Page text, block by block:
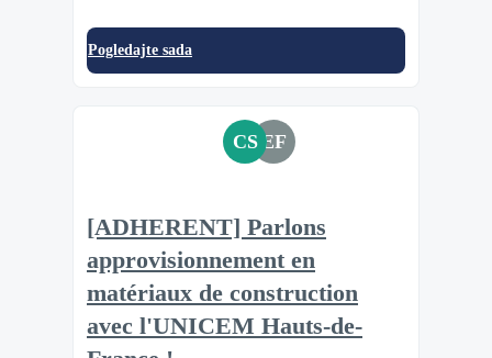
Pogledajte sada
CS EF
[ADHERENT] Parlons
approvisionnement en
matériaux de construction
avec l'UNICEM Hauts-de-